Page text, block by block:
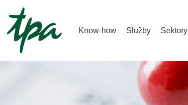
Know-how Služby Sektory